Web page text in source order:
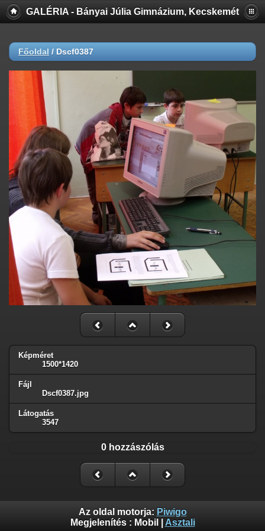
GALÉRIA - Bányai Júlia Gimnázium, Kecskemét
Főoldal / Dscf0387
Képméret
1500*1420
Fájl
Dscf0387.jpg
Látogatás
3547
0 hozzászólás
Az oldal motorja: Piwigo
Megjelenítés : Mobil Asztali